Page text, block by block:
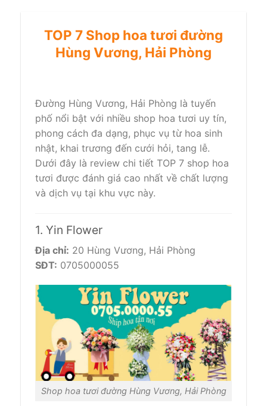
TOP 7 Shop hoa tươi đường
Hùng Vương, Hải Phòng
Đường Hùng Vương, Hải Phòng là tuyến
phố nổi bật với nhiều shop hoa tươi uy tín,
phong cách đa dạng, phục vụ từ hoa sinh
nhật, khai trương đến cưới hỏi, tang lễ.
Dưới đây là review chi tiết TOP 7 shop hoa
tươi được đánh giá cao nhất về chất lượng
và dịch vụ tại khu vực này.
1. Yin Flower
Địa chỉ: 20 Hùng Vương, Hải Phòng
SĐT: 0705000055
Shop hoa tươi đường Hùng Vương, Hải Phòng